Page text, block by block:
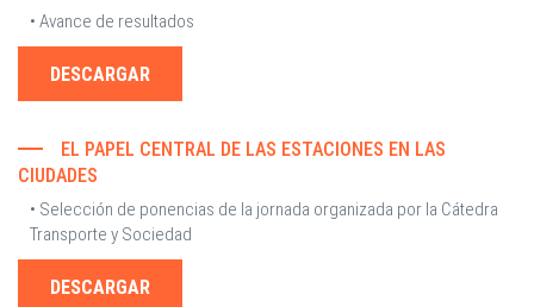
• Avance de resultados
DESCARGAR
EL PAPEL CENTRAL DE LAS ESTACIONES EN LAS
CIUDADES
• Selección de ponencias de la jornada organizada por la Cátedra
Transporte y Sociedad
DESCARGAR